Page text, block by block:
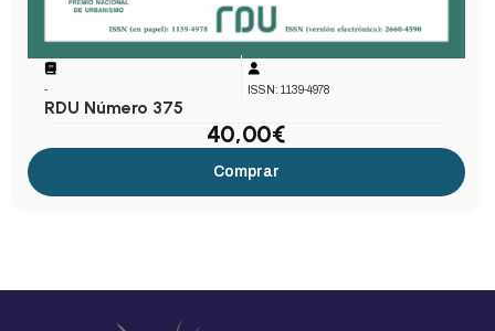
- ISSN: 1139-4978
RDU Número 375
40,00€
Comprar